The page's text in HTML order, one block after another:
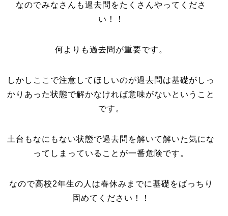
なのでみなさんも過去問をたくさんやってくださ
い！！
何よりも過去問が重要です。
しかしここで注意してほしいのが過去問は基礎がしっ
かりあった状態で解かなければ意味がないということ
です。
土台もなにもない状態で過去問を解いて解いた気にな
ってしまっていることが一番危険です。
なので高校2年生の人は春休みまでに基礎をばっちり
固めてください！！